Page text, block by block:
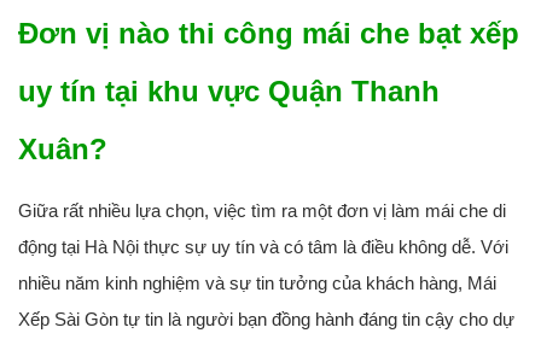
Đơn vị nào thi công mái che bạt xếp
uy tín tại khu vực Quận Thanh
Xuân?
Giữa rất nhiều lựa chọn, việc tìm ra một đơn vị làm mái che di
động tại Hà Nội thực sự uy tín và có tâm là điều không dễ. Với
nhiều năm kinh nghiệm và sự tin tưởng của khách hàng, Mái
Xếp Sài Gòn tự tin là người bạn đồng hành đáng tin cậy cho dự